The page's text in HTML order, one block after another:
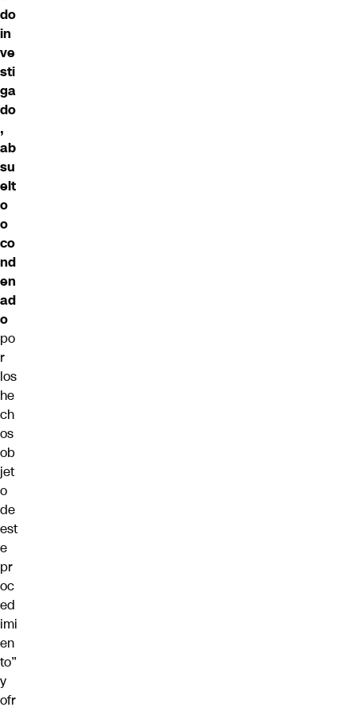
do
in
ve
sti
ga
do
,
ab
su
elt
o
o
co
nd
en
ad
o
po
r
los
he
ch
os
ob
jet
o
de
est
e
pr
oc
ed
imi
en
to”
y
ofr